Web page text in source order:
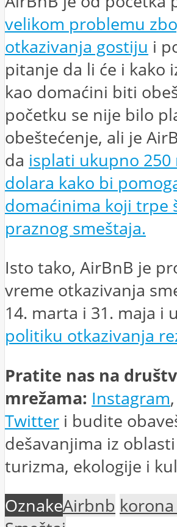
velikom problemu
otkazivanja gostiju i
pitanje da li će i kako
kao domaćini biti
početku se nije bilo
obeštećenje, ali je
da isplati ukupno 250
dolara kako bi
domaćinima koji trpe
praznog smeštaja.
Isto tako, AirBnB je
vreme otkazivanja
14. marta i 31. maja i
politiku otkazivanja
Pratite nas na
mrežama: Instagram,
Twitter i budite
dešavanjima iz
turizma, ekologije i
OznakeAirbnb